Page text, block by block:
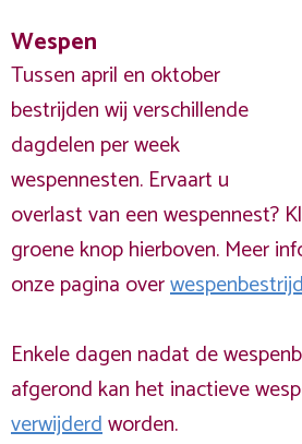
Wespen
Tussen april en oktober
bestrijden wij verschillende
dagdelen per week
wespennesten. Ervaart u
overlast van een wespennest?
groene knop hierboven. Meer
onze pagina over
Enkele dagen nadat de
afgerond kan het inactieve
verwijderdworden.